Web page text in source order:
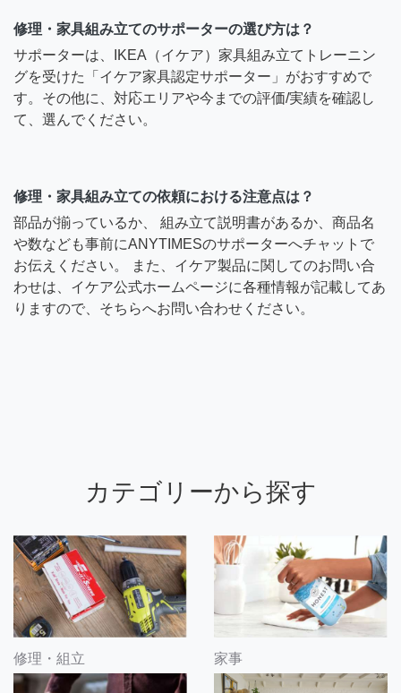
修理・家具組み立てのサポーターの選び方は？
サポーターは、IKEA（イケア）家具組み立てトレーニン
グを受けた「イケア家具認定サポーター」がおすすめで
す。その他に、対応エリアや今までの評価/実績を確認し
て、選んでください。
修理・家具組み立ての依頼における注意点は？
部品が揃っているか、 組み立て説明書があるか、商品名
や数なども事前にANYTIMESのサポーターへチャットで
お伝えください。 また、イケア製品に関してのお問い合
わせは、イケア公式ホームページに各種情報が記載してあ
りますので、そちらへお問い合わせください。
カテゴリーから探す
修理・組立 家事